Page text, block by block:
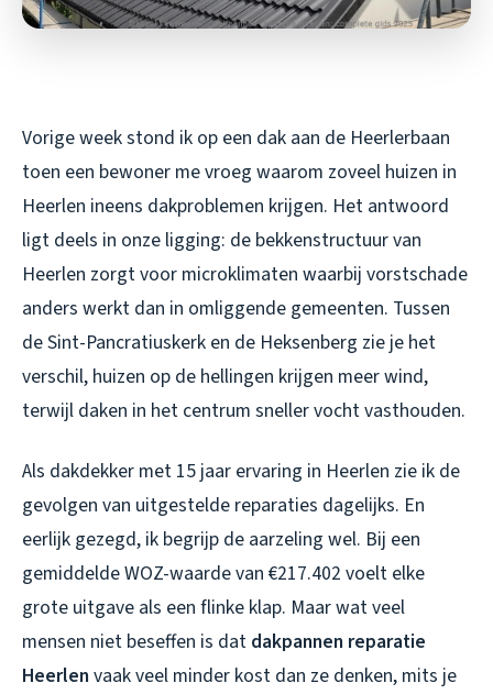
Vorige week stond ik op een dak aan de Heerlerbaan
toen een bewoner me vroeg waarom zoveel huizen in
Heerlen ineens dakproblemen krijgen. Het antwoord
ligt deels in onze ligging: de bekkenstructuur van
Heerlen zorgt voor microklimaten waarbij vorstschade
anders werkt dan in omliggende gemeenten. Tussen
de Sint-Pancratiuskerk en de Heksenberg zie je het
verschil, huizen op de hellingen krijgen meer wind,
terwijl daken in het centrum sneller vocht vasthouden.
Als dakdekker met 15 jaar ervaring in Heerlen zie ik de
gevolgen van uitgestelde reparaties dagelijks. En
eerlijk gezegd, ik begrijp de aarzeling wel. Bij een
gemiddelde WOZ-waarde van €217.402 voelt elke
grote uitgave als een flinke klap. Maar wat veel
mensen niet beseffen is dat dakpannen reparatie
Heerlen vaak veel minder kost dan ze denken, mits je